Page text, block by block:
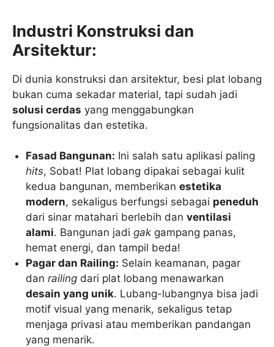
Industri Konstruksi dan
Arsitektur:
Di dunia konstruksi dan arsitektur, besi plat lobang
bukan cuma sekadar material, tapi sudah jadi
solusi cerdas yang menggabungkan
fungsionalitas dan estetika.
Fasad Bangunan: Ini salah satu aplikasi paling
hits, Sobat! Plat lobang dipakai sebagai kulit
kedua bangunan, memberikanestetika
modern, sekaligus berfungsi sebagai peneduh
dari sinar matahari berlebih danventilasi
alami. Bangunan jadigak gampang panas,
hemat energi, dan tampil beda!
Pagar dan Railing: Selain keamanan, pagar
danrailing dari plat lobang menawarkan
desain yang unik. Lubang-lubangnya bisa jadi
motif visual yang menarik, sekaligus tetap
menjaga privasi atau memberikan pandangan
yang menarik.